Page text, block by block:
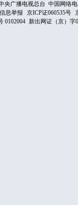
央广播电视总台 中国网络
息举报
京ICP证060535号
0102004 新出网证（京）